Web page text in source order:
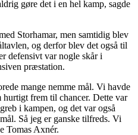
gøre det i en hel kamp, sagde
Storhamar, men samtidig blev
og derfor blev det også til
defensivt var nogle skår i
præstation.
mange nemme mål. Vi havde
hurtigt frem til chancer. Dette var
i kampen, og det var også
Så jeg er ganske tilfreds. Vi
Tomas Axnér.